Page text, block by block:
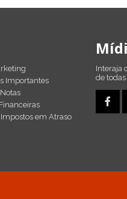
Importantes
em Atraso
Interaja
de todas